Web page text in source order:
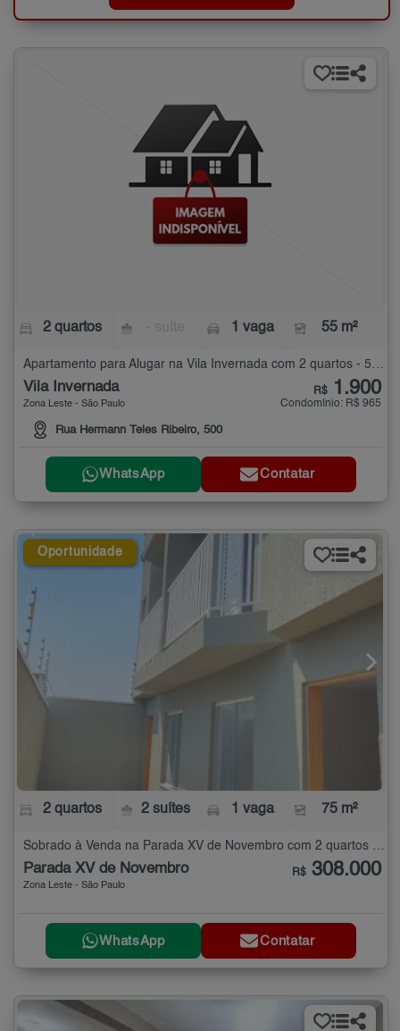
2 quartos 1 vaga 55 m²
Vila Invernada
Zona Leste - São Paulo
Rua Hermann Teles Ribeiro, 500
R$ 1.900
Condomínio: R$ 965
WhatsApp Contatar
Oportunidade
2 quartos 2 suítes 1 vaga 75 m²
Sobrado à Venda na Parada XV de Novembro com 2 quartos - 75 m²
Parada XV de Novembro
Zona Leste - São Paulo
R$ 308.000
WhatsApp Contatar